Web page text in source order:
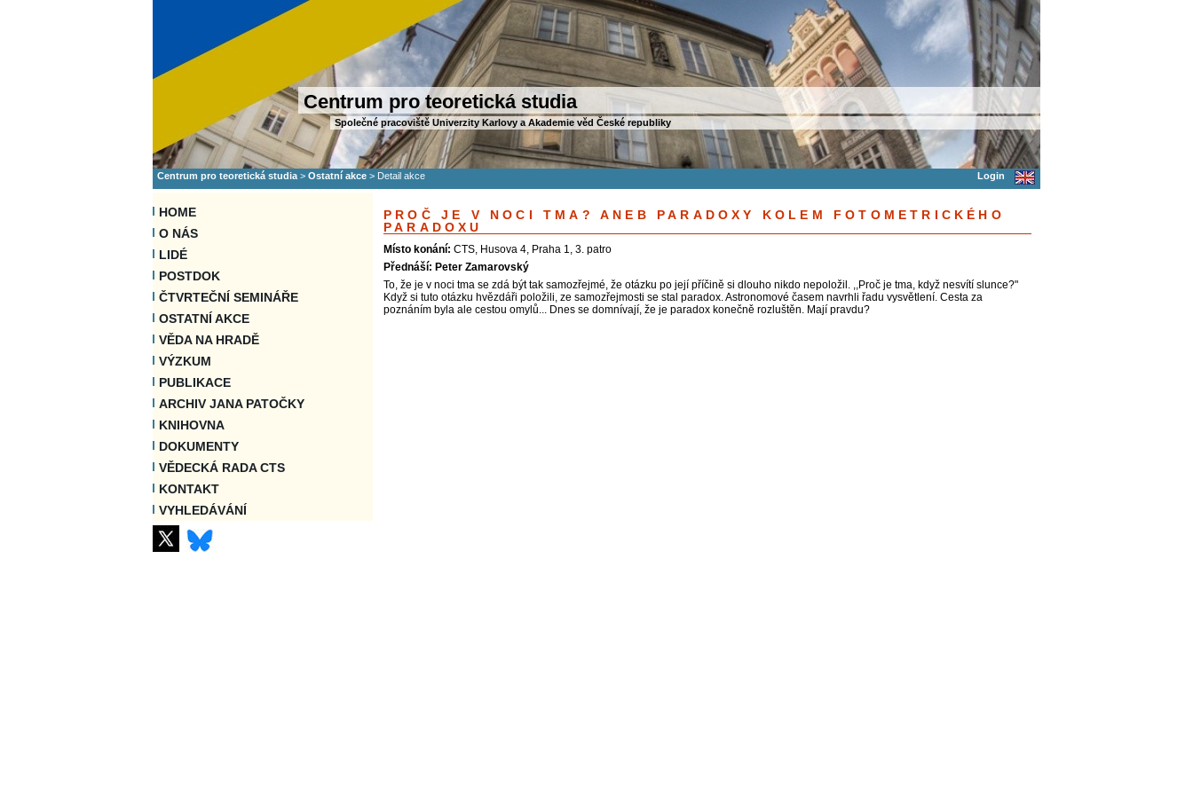
Centrum pro teoretická studia
Společné pracoviště Univerzity Karlovy a Akademie věd České republiky
Centrum pro teoretická studia > Ostatní akce > Detail akce Login
HOME
O NÁS
LIDÉ
POSTDOK
ČTVRTEČNÍ SEMINÁŘE
OSTATNÍ AKCE
VĚDA NA HRADĚ
VÝZKUM
PUBLIKACE
ARCHIV JANA PATOČKY
KNIHOVNA
DOKUMENTY
VĚDECKÁ RADA CTS
KONTAKT
VYHLEDÁVÁNÍ
PROČ JE V NOCI TMA? ANEB PARADOXY KOLEM FOTOMETRICKÉHO
PARADOXU
Místo konání: CTS, Husova 4, Praha 1, 3. patro
Přednáší: Peter Zamarovský
To, že je v noci tma se zdá být tak samozřejmé, že otázku po její příčině si dlouho nikdo nepoložil. ,,Proč je tma, když nesvítí slunce?"
Když si tuto otázku hvězdáři položili, ze samozřejmosti se stal paradox. Astronomové časem navrhli řadu vysvětlení. Cesta za
poznáním byla ale cestou omylů... Dnes se domnívají, že je paradox konečně rozluštěn. Mají pravdu?